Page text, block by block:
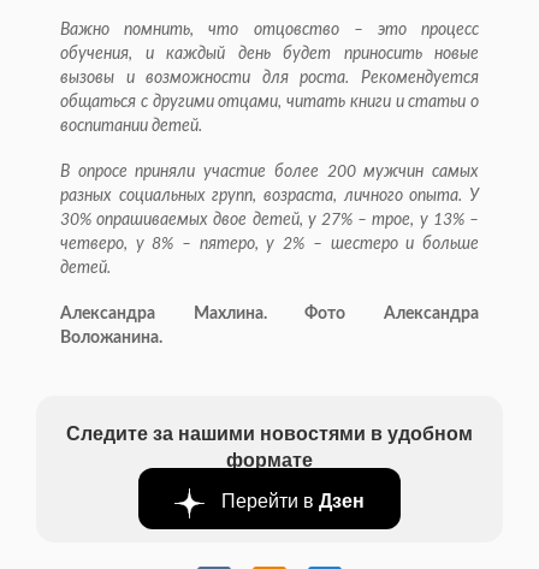
Важно помнить, что отцовство – это процесс
обучения, и каждый день будет приносить новые
вызовы и возможности для роста. Рекомендуется
общаться с другими отцами, читать книги и статьи о
воспитании детей.
В опросе приняли участие более 200 мужчин самых
разных социальных групп, возраста, личного опыта. У
30% опрашиваемых двое детей, у 27% – трое, у 13% –
четверо, у 8% – пятеро, у 2% – шестеро и больше
детей.
Александра Махлина. Фото Александра
Воложанина.
Следите за нашими новостями в удобном
формате
Перейти в Дзен